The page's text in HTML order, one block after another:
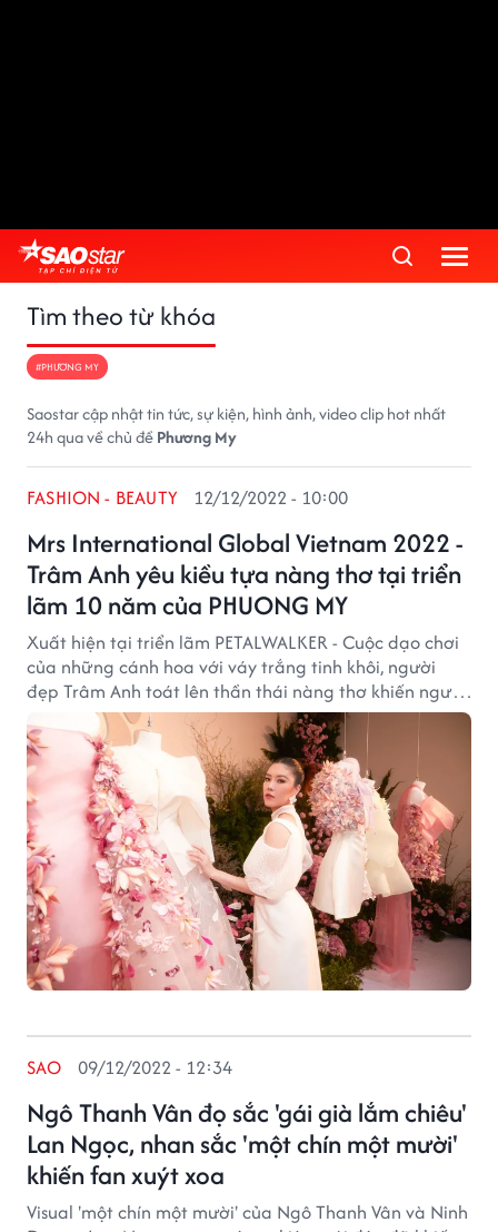
Tìm theo từ khóa
#PHƯƠNG MY
Saostar cập nhật tin tức, sự kiện, hình ảnh, video clip hot nhất
24h qua về chủ đềPhương My
Mrs International Global Vietnam 2022 -
Trâm Anh yêu kiều tựa nàng thơ tại triển
lãm 10 năm của PHUONG MY
FASHION - BEAUTY 12/12/2022 - 10:00
Xuất hiện tại triển lãm PETALWALKER - Cuộc dạo chơi
của những cánh hoa với váy trắng tinh khôi, người
đẹp Trâm Anh toát lên thần thái nàng thơ khiến người
đối diện khó lòng rời mắt.
Ngô Thanh Vân đọ sắc 'gái già lắm chiêu'
Lan Ngọc, nhan sắc 'một chín một mười'
khiến fan xuýt xoa
SAO 09/12/2022 - 12:34
Visual 'một chín một mười' của Ngô Thanh Vân và Ninh